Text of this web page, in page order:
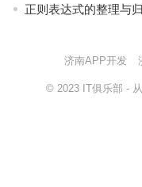
正则表达式的整理与
济南APP开发
© 2023 IT俱乐部 -